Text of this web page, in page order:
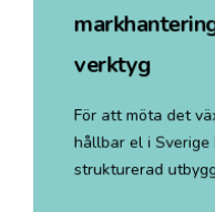
verktyg
För att möta det
hållbar el i Sverige
strukturerad